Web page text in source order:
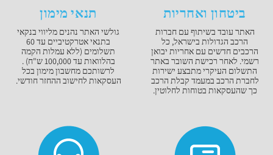
ביטחון ואחריות
האתר עובד בשיתוף עם חברות
הרכב הגדולות בישראל, כל
הרכבים חדשים עם אחריות יבואן
רשמי. לאחר רכישת השובר באתר
התשלום העיקרי מתבצע ישירות
לחברת הרכב במעמד קבלת הרכב
כך שהעסקאות בטוחות לחלוטין.
תנאי מימון
גולשי האתר נהנים מליווי בנקאי
בתנאי אטרקטיביים עד 60
תשלומים (ללא עמלות הקמה
בהלוואות עד 100,000 ש"ח) .
לרשותכם מחשבון מימון בכל
העסקאות לחישוב ההחזר חודשי.